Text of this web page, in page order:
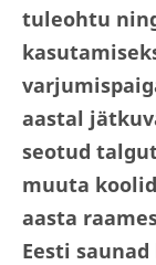
tuleohtu
aastal
seotud
muuta
aasta
Eesti